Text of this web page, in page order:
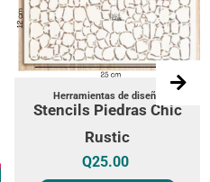
Herramientas de diseño
Stencils Piedras Chic
Rustic
Q25.00